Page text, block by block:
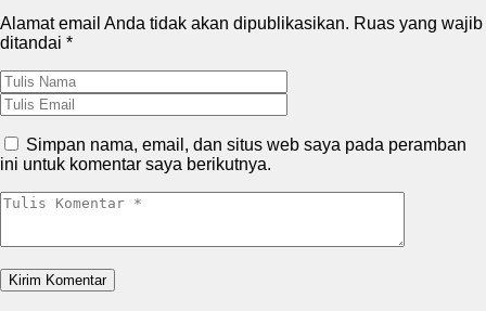
Alamat email Anda tidak akan dipublikasikan. Ruas yang wajib
ditandai *
Simpan nama, email, dan situs web saya pada peramban
ini untuk komentar saya berikutnya.